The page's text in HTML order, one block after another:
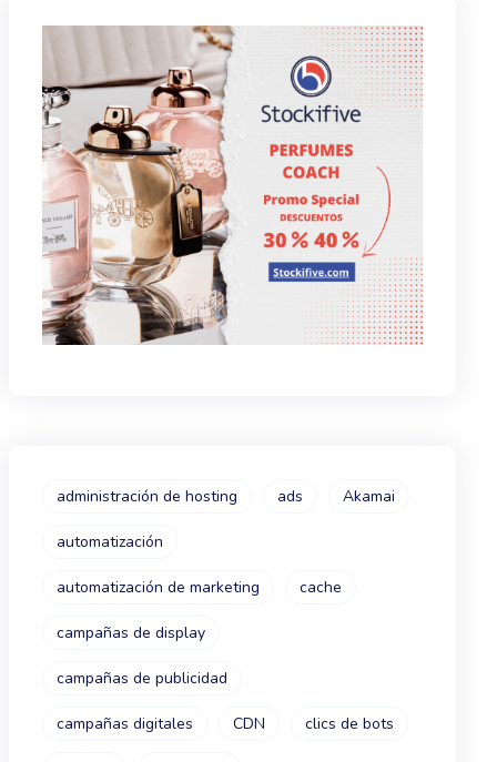
administración de hosting ads Akamai
automatización
automatización de marketing cache
campañas de display
campañas de publicidad
campañas digitales CDN clics de bots